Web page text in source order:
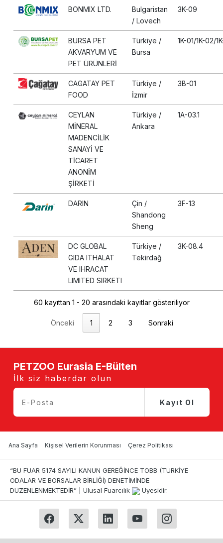
BONMIX LTD.
Bulgaristan
/ Lovech
3K-09
BURSA PET
AKVARYUM VE
PET ÜRÜNLERİ
Türkiye /
Bursa
1K-01/1K-02/
CAGATAY PET
FOOD
Türkiye /
İzmir
3B-01
CEYLAN
MİNERAL
MADENCİLİK
SANAYİ VE
TİCARET
ANONİM
ŞİRKETİ
Türkiye /
Ankara
1A-03.1
DARIN
Çin /
Shandong
Sheng
3F-13
DC GLOBAL
GIDA ITHALAT
VE IHRACAT
LIMITED SIRKETI
Türkiye /
Tekirdağ
3K-08.4
60 kayıttan 1 - 20 arasındaki kayıtlar gösteriliyor
Önceki 1 2 3 Sonraki
PETZOO Eurasia E-Bülten
İlk siz haberdar olun
Kayıt Ol
Ana Sayfa Kişisel Verilerin Korunması Çerez Politikası
“BU FUAR 5174 SAYILI KANUN GEREĞİNCE TOBB (TÜRKİYE
ODALAR VE BORSALAR BİRLİĞİ) DENETİMİNDE
DÜZENLENMEKTEDİR” | Ulusal Fuarcılık
Üyesidir.